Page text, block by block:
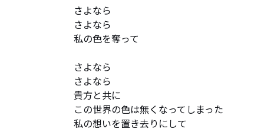
さよなら
さよなら
私の色を奪って
さよなら
さよなら
貴方と共に
この世界の色は無くなってしまった
私の想いを置き去りにして